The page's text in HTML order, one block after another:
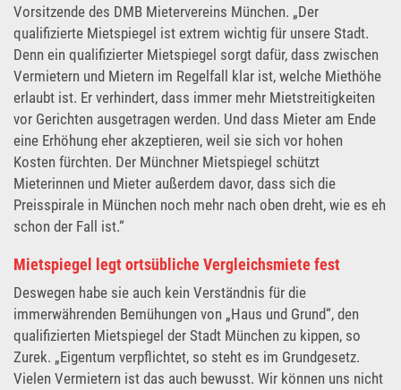
Vorsitzende des DMB Mietervereins München. „Der
qualifizierte Mietspiegel ist extrem wichtig für unsere Stadt.
Denn ein qualifizierter Mietspiegel sorgt dafür, dass zwischen
Vermietern und Mietern im Regelfall klar ist, welche Miethöhe
erlaubt ist. Er verhindert, dass immer mehr Mietstreitigkeiten
vor Gerichten ausgetragen werden. Und dass Mieter am Ende
eine Erhöhung eher akzeptieren, weil sie sich vor hohen
Kosten fürchten. Der Münchner Mietspiegel schützt
Mieterinnen und Mieter außerdem davor, dass sich die
Preisspirale in München noch mehr nach oben dreht, wie es eh
schon der Fall ist.“
Mietspiegel legt ortsübliche Vergleichsmiete fest
Deswegen habe sie auch kein Verständnis für die
immerwährenden Bemühungen von „Haus und Grund“, den
qualifizierten Mietspiegel der Stadt München zu kippen, so
Zurek. „Eigentum verpflichtet, so steht es im Grundgesetz.
Vielen Vermietern ist das auch bewusst. Wir können uns nicht